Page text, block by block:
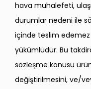
hava muhalefeti,
durumlar nedeni ile
içinde teslim edemez
yükümlüdür. Bu
sözleşme konusu
değiştirilmesini, ve/